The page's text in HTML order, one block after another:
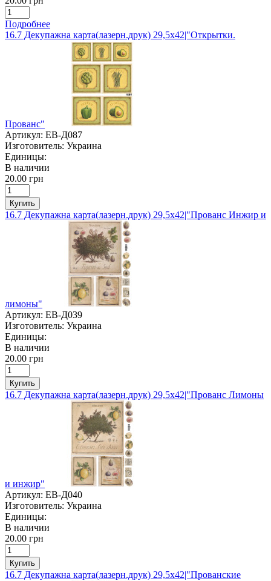
Подробнее
16.7 Декупажна карта(лазерн.друк) 29,5х42|"Открытки.
Прованс"
Артикул: ЕВ-Д087
Изготовитель: Украина
Единицы:
В наличии
20.00 грн
Купить
16.7 Декупажна карта(лазерн.друк) 29,5х42|"Прованс Инжир и
лимоны"
Артикул: ЕВ-Д039
Изготовитель: Украина
Единицы:
В наличии
20.00 грн
Купить
16.7 Декупажна карта(лазерн.друк) 29,5х42|"Прованс Лимоны
и инжир"
Артикул: ЕВ-Д040
Изготовитель: Украина
Единицы:
В наличии
20.00 грн
Купить
16.7 Декупажна карта(лазерн.друк) 29,5х42|"Прованские